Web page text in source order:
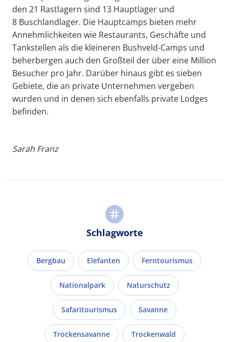
den 21 Rastlagern sind 13 Hauptlager und
8 Buschlandlager. Die Hauptcamps bieten mehr
Annehmlichkeiten wie Restaurants, Geschäfte und
Tankstellen als die kleineren Bushveld-Camps und
beherbergen auch den Großteil der über eine Million
Besucher pro Jahr. Darüber hinaus gibt es sieben
Gebiete, die an private Unternehmen vergeben
wurden und in denen sich ebenfalls private Lodges
befinden.
Sarah Franz
Schlagworte
Bergbau Elefanten Ferntourismus
Nationalpark Naturschutz
Safaritourismus Savanne
Trockensavanne Trockenwald